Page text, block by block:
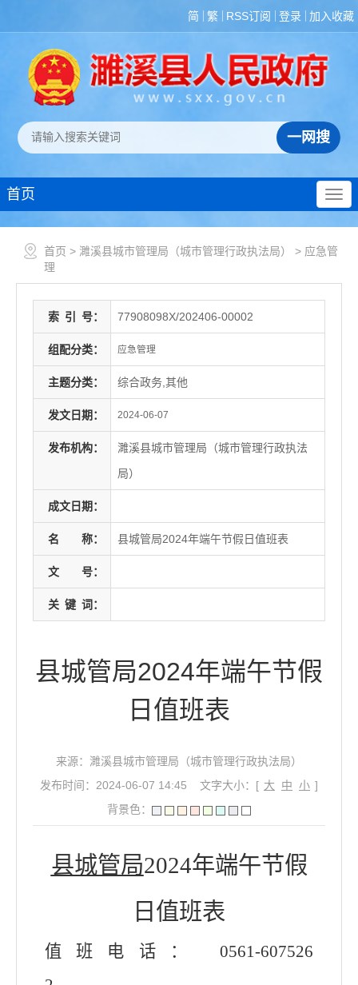
简 繁 RSS订阅 登录 加入收藏
首页
首页 > 濉溪县城市管理局（城市管理行政执法局） > 应急管
理
索 引 号： 77908098X/202406-00002
组配分类： 应急管理
主题分类： 综合政务,其他
发文日期： 2024-06-07
发布机构：
濉溪县城市管理局（城市管理行政执法
局）
成文日期：
名 称： 县城管局2024年端午节假日值班表
文 号：
关 键 词：
县城管局2024年端午节假
日值班表
来源：濉溪县城市管理局（城市管理行政执法局）
发布时间：2024-06-07 14:45
文字大小：[ 大 中 小 ]
背景色：
县城管局2024年端午节假
日值班表
值班电话： 0561-607526